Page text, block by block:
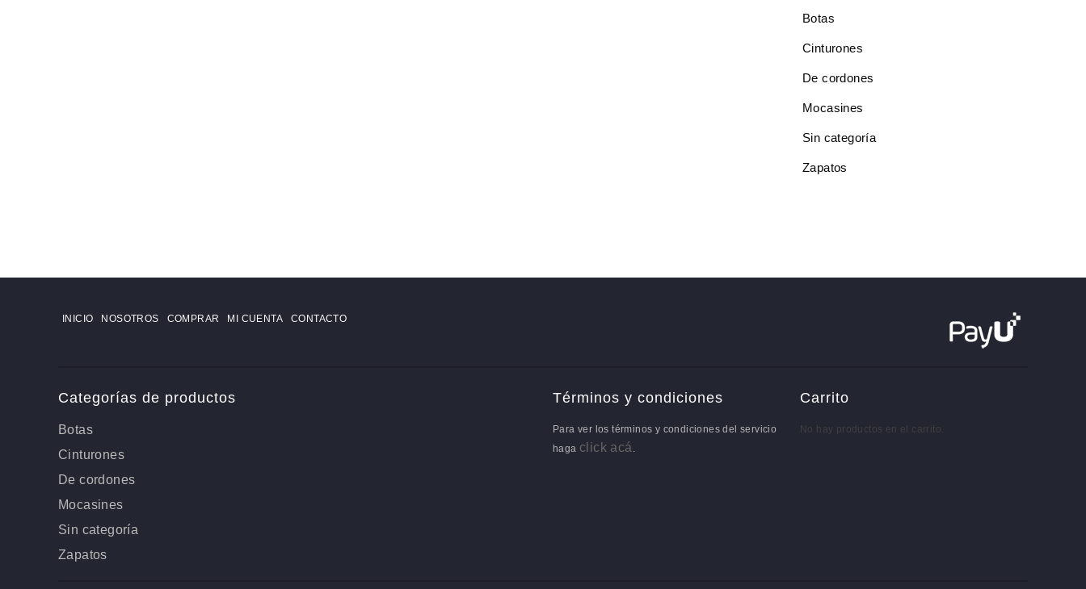
Botas
Cinturones
De cordones
Mocasines
Sin categoría
Zapatos
INICIO NOSOTROS COMPRAR MI CUENTA CONTACTO
Categorías de productos
Botas
Cinturones
De cordones
Mocasines
Sin categoría
Zapatos
Términos y condiciones
Para ver los términos y condiciones del servicio
haga click acá .
Carrito
No hay productos en el carrito.